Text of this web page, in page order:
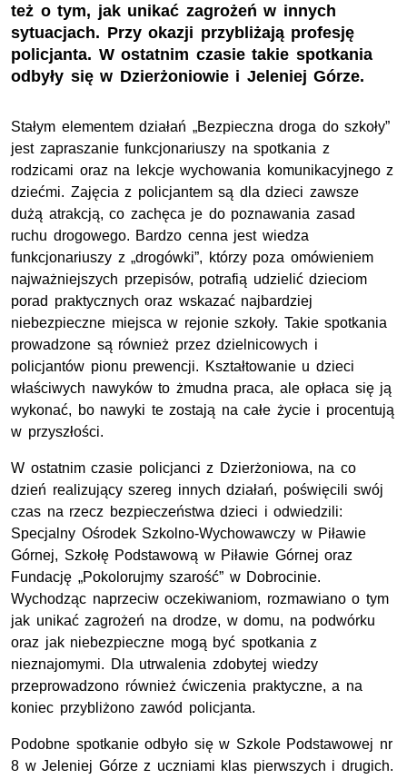
też o tym, jak unikać zagrożeń w innych
sytuacjach. Przy okazji przybliżają profesję
policjanta. W ostatnim czasie takie spotkania
odbyły się w Dzierżoniowie i Jeleniej Górze.
Stałym elementem działań „Bezpieczna droga do szkoły”
jest zapraszanie funkcjonariuszy na spotkania z
rodzicami oraz na lekcje wychowania komunikacyjnego z
dziećmi. Zajęcia z policjantem są dla dzieci zawsze
dużą atrakcją, co zachęca je do poznawania zasad
ruchu drogowego. Bardzo cenna jest wiedza
funkcjonariuszy z „drogówki”, którzy poza omówieniem
najważniejszych przepisów, potrafią udzielić dzieciom
porad praktycznych oraz wskazać najbardziej
niebezpieczne miejsca w rejonie szkoły. Takie spotkania
prowadzone są również przez dzielnicowych i
policjantów pionu prewencji. Kształtowanie u dzieci
właściwych nawyków to żmudna praca, ale opłaca się ją
wykonać, bo nawyki te zostają na całe życie i procentują
w przyszłości.
W ostatnim czasie policjanci z Dzierżoniowa, na co
dzień realizujący szereg innych działań, poświęcili swój
czas na rzecz bezpieczeństwa dzieci i odwiedzili:
Specjalny Ośrodek Szkolno-Wychowawczy w Piławie
Górnej, Szkołę Podstawową w Piławie Górnej oraz
Fundację „Pokolorujmy szarość” w Dobrocinie.
Wychodząc naprzeciw oczekiwaniom, rozmawiano o tym
jak unikać zagrożeń na drodze, w domu, na podwórku
oraz jak niebezpieczne mogą być spotkania z
nieznajomymi. Dla utrwalenia zdobytej wiedzy
przeprowadzono również ćwiczenia praktyczne, a na
koniec przybliżono zawód policjanta.
Podobne spotkanie odbyło się w Szkole Podstawowej nr
8 w Jeleniej Górze z uczniami klas pierwszych i drugich.